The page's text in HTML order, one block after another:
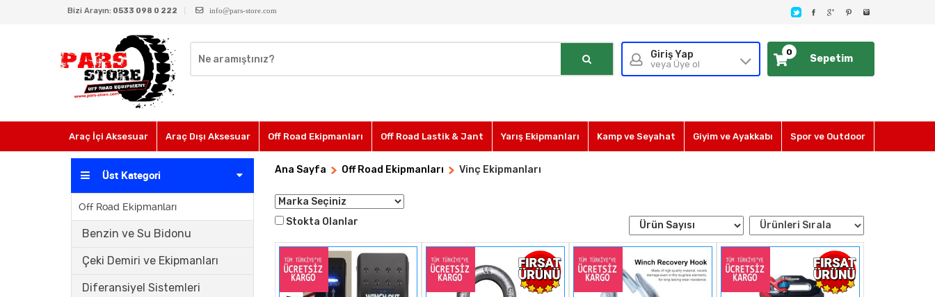
Bizi Arayın: 0533 098 0 222 info@pars-store.com
Giriş Yap
veya Üye ol Sepetim
0
Araç İçi Aksesuar Araç Dışı Aksesuar Off Road Ekipmanları Off Road Lastik & Jant Yarış Ekipmanları Kamp ve Seyahat Giyim ve Ayakkabı Spor ve Outdoor
Üst Kategori
Off Road Ekipmanları
Benzin ve Su Bidonu
Çeki Demiri ve Ekipmanları
Diferansiyel Sistemleri
Ana Sayfa Off Road Ekipmanları Vinç Ekipmanları
Stokta Olanlar